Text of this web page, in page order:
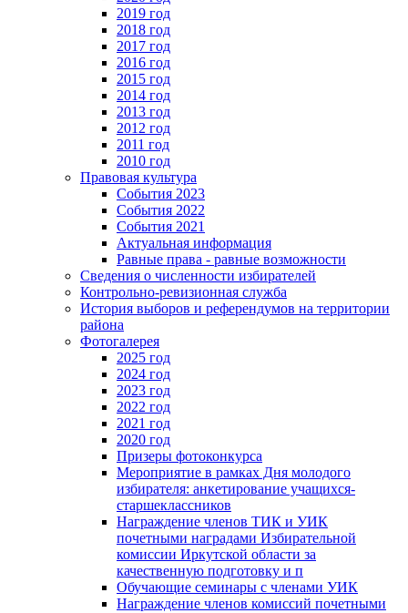
2019 год
2018 год
2017 год
2016 год
2015 год
2014 год
2013 год
2012 год
2011 год
2010 год
Правовая культура
События 2023
События 2022
События 2021
Актуальная информация
Равные права - равные возможности
Сведения о численности избирателей
Контрольно-ревизионная служба
История выборов и референдумов на территории
района
Фотогалерея
2025 год
2024 год
2023 год
2022 год
2021 год
2020 год
Призеры фотоконкурса
Мероприятие в рамках Дня молодого
избирателя: анкетирование учащихся-
старшеклассников
Награждение членов ТИК и УИК
почетными наградами Избирательной
комиссии Иркутской области за
качественную подготовку и п
Обучающие семинары с членами УИК
Награждение членов комиссий почетными